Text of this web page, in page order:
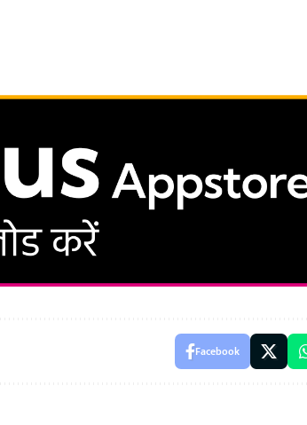
Facebook